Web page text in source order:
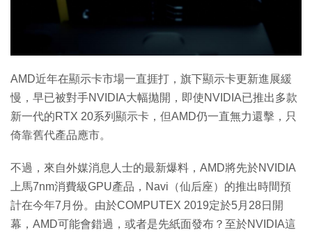
AMD近年在顯示卡市場一直捱打，旗下顯示卡更新進展緩
慢，早已被對手NVIDIA大幅拋開，即使NVIDIA已推出多款
新一代的RTX 20系列顯示卡，但AMD仍一直無力還擊，只
倚靠舊代產品應市。
不過，來自外媒消息人士的最新爆料，AMD將先於NVIDIA
上馬7nm消費級GPU產品，Navi（仙后座）的推出時間預
計在今年7月份。由於COMPUTEX 2019定於5月28日開
幕，AMD可能會錯過，或者是先紙面發布？至於NVIDIA這